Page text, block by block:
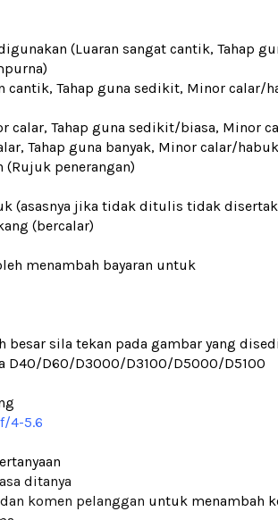
(Luaran sangat cantik, Tahap
cantik, Tahap guna sedikit, Minor calar/
calar, Tahap guna sedikit/biasa, Minor
Tahap guna banyak, Minor calar/
(Rujuk penerangan)
(asasnya jika tidak ditulis tidak
(bercalar)
menambah bayaran untuk
besar sila tekan pada gambar yang
D40/D60/D3000/D3100/D5000/D5100
4-5.6
ditanya
komen pelanggan untuk menambah